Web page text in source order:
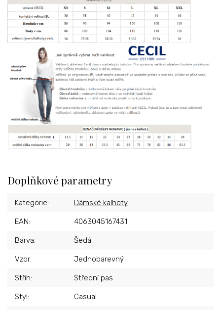
Doplňkové parametry
Kategorie: Dámské kalhoty
EAN: 4063045167431
Barva: Šedá
Vzor: Jednobarevný
Střih: Střední pas
Styl: Casual